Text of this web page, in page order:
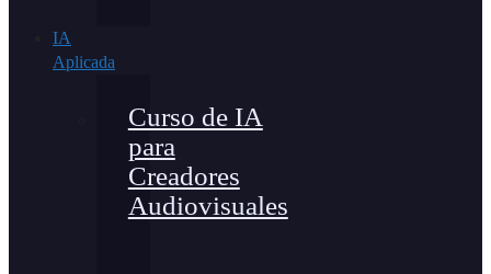
IA
Aplicada
Curso de IA
para
Creadores
Audiovisuales